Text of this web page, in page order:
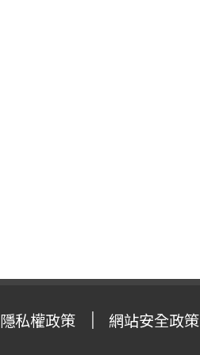
隱私權政策 網站安全政策